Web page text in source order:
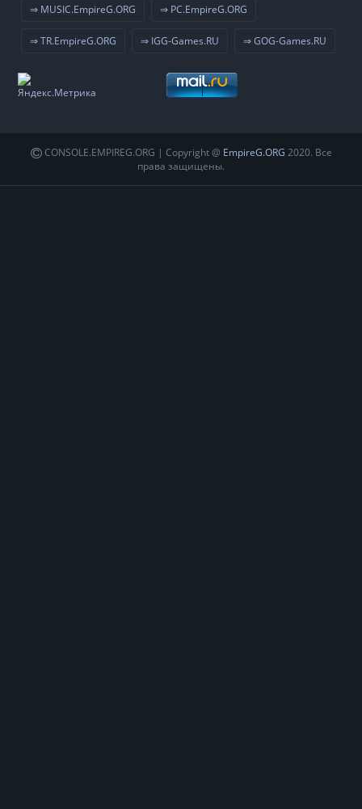
⇒ MUSIC.EmpireG.ORG ⇒ PC.EmpireG.ORG
⇒ TR.EmpireG.ORG ⇒ IGG-Games.RU ⇒ GOG-Games.RU
CONSOLE.EMPIREG.ORG | Copyright @ EmpireG.ORG 2020. Все
права защищены.